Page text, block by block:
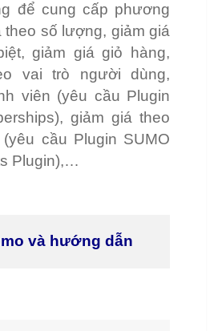
để cung cấp phương
theo số lượng, giảm giá
giảm giá giỏ hàng,
vai trò người dùng,
viên (yêu cầu Plugin
giảm giá theo
cầu Plugin SUMO
Plugin),…
và hướng dẫn